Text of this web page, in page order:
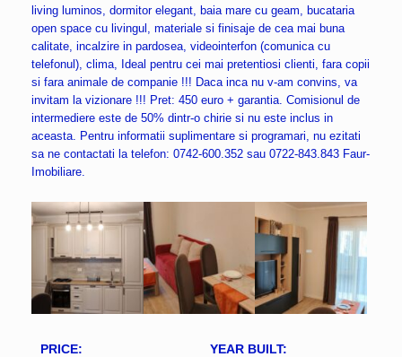
living luminos, dormitor elegant, baia mare cu geam, bucataria
open space cu livingul, materiale si finisaje de cea mai buna
calitate, incalzire in pardosea, videointerfon (comunica cu
telefonul), clima, Ideal pentru cei mai pretentiosi clienti, fara copii
si fara animale de companie !!! Daca inca nu v-am convins, va
invitam la vizionare !!! Pret: 450 euro + garantia. Comisionul de
intermediere este de 50% dintr-o chirie si nu este inclus in
aceasta. Pentru informatii suplimentare si programari, nu ezitati
sa ne contactati la telefon: 0742-600.352 sau 0722-843.843 Faur-
Imobiliare.
PRICE: YEAR BUILT: